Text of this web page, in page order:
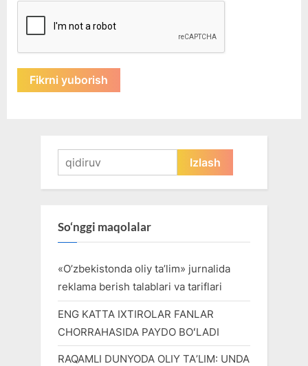
Qidirshish:
So‘nggi maqolalar
«O’zbekistonda oliy ta’lim» jurnalida
reklama berish talablari va tariflari
ENG KATTA IXTIROLAR FANLAR
CHORRAHASIDA PAYDO BOʻLADI
RAQAMLI DUNYODA OLIY TAʼLIM: UNDA